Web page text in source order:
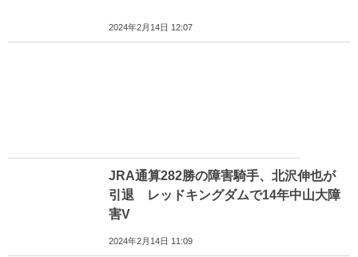
2024年2月14日 12:07
JRA通算282勝の障害騎手、北沢伸也が
引退 レッドキングダムで14年中山大障
害V
2024年2月14日 11:09